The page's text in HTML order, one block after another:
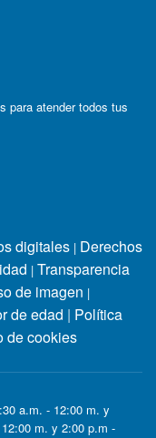
para atender todos tus
digitales | Derechos
| Transparencia
de imagen |
de edad | Política
de cookies
a.m. - 12:00 m. y
m. y 2:00 p.m -